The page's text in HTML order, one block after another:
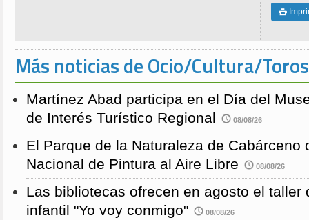

Más noticias de Ocio/Cultura/Toros
Martínez Abad participa en el Día del
de Interés Turístico Regional
08/08/26
El Parque de la Naturaleza de Cabárceno
Nacional de Pintura al Aire Libre
08/08/26
Las bibliotecas ofrecen en agosto el taller
infantil "Yo voy conmigo"
08/08/26